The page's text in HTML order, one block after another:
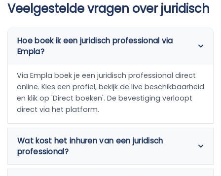
Veelgestelde vragen over juridisch
Hoe boek ik een juridisch professional via
Empla?
Via Empla boek je een juridisch professional direct
online. Kies een profiel, bekijk de live beschikbaarheid
en klik op 'Direct boeken'. De bevestiging verloopt
direct via het platform.
Wat kost het inhuren van een juridisch
professional?